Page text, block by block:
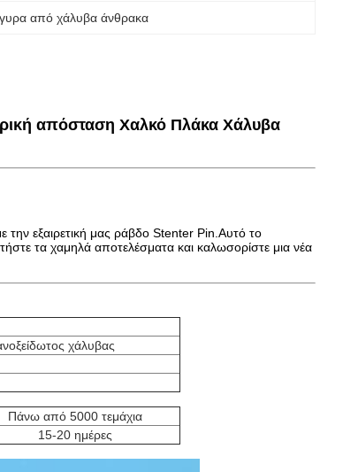
από χάλυβα άνθρακα
απόσταση Χαλκό Πλάκα Χάλυβα
εξαιρετική μας ράβδο Stenter Pin.Αυτό το
τα χαμηλά αποτελέσματα και καλωσορίστε μια νέα
χάλυβας
Πάνω από 5000 τεμάχια
15-20 ημέρες